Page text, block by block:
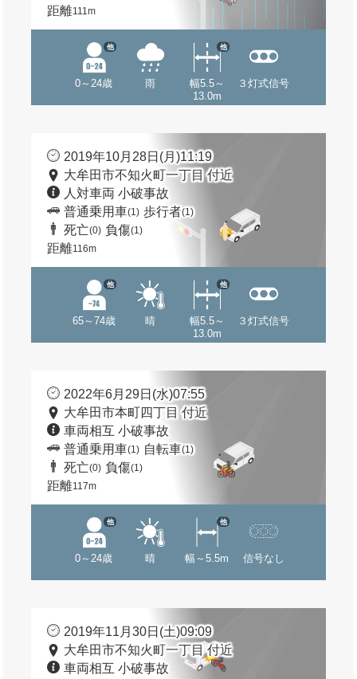
距離111m
0～24歳
他
雨
幅5.5～
13.0m
他
３灯式信号
2019年10月28日(月)11:19
大牟田市不知火町一丁目 付近
人対車両 小破事故
普通乗用車(1) 歩行者(1)
死亡(0) 負傷(1)
距離116m
65～74歳
他
晴
幅5.5～
13.0m
他
３灯式信号
2022年6月29日(水)07:55
大牟田市本町四丁目 付近
車両相互 小破事故
普通乗用車(1) 自転車(1)
死亡(0) 負傷(1)
距離117m
0～24歳
他
晴 幅～5.5m
他
信号なし
2019年11月30日(土)09:09
大牟田市不知火町一丁目 付近
車両相互 小破事故